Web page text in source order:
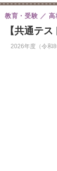
【共通テ
2026年度（令和8
教育・受験 高